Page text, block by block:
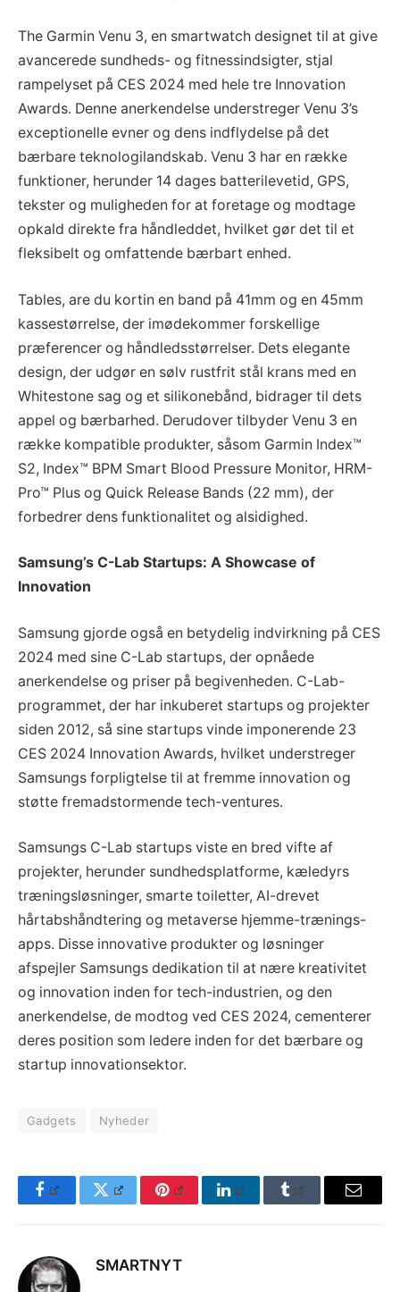
The Garmin Venu 3, en smartwatch designet til at give
avancerede sundheds- og fitnessindsigter, stjal
rampelyset på CES 2024 med hele tre Innovation
Awards. Denne anerkendelse understreger Venu 3’s
exceptionelle evner og dens indflydelse på det
bærbare teknologilandskab. Venu 3 har en række
funktioner, herunder 14 dages batterilevetid, GPS,
tekster og muligheden for at foretage og modtage
opkald direkte fra håndleddet, hvilket gør det til et
fleksibelt og omfattende bærbart enhed.
Tables, are du kortin en band på 41mm og en 45mm
kassestørrelse, der imødekommer forskellige
præferencer og håndledsstørrelser. Dets elegante
design, der udgør en sølv rustfrit stål krans med en
Whitestone sag og et silikonebånd, bidrager til dets
appel og bærbarhed. Derudover tilbyder Venu 3 en
række kompatible produkter, såsom Garmin Index™
S2, Index™ BPM Smart Blood Pressure Monitor, HRM-
Pro™ Plus og Quick Release Bands (22 mm), der
forbedrer dens funktionalitet og alsidighed.
Samsung’s C-Lab Startups: A Showcase of
Innovation
Samsung gjorde også en betydelig indvirkning på CES
2024 med sine C-Lab startups, der opnåede
anerkendelse og priser på begivenheden. C-Lab-
programmet, der har inkuberet startups og projekter
siden 2012, så sine startups vinde imponerende 23
CES 2024 Innovation Awards, hvilket understreger
Samsungs forpligtelse til at fremme innovation og
støtte fremadstormende tech-ventures.
Samsungs C-Lab startups viste en bred vifte af
projekter, herunder sundhedsplatforme, kæledyrs
træningsløsninger, smarte toiletter, AI-drevet
hårtabshåndtering og metaverse hjemme-trænings-
apps. Disse innovative produkter og løsninger
afspejler Samsungs dedikation til at nære kreativitet
og innovation inden for tech-industrien, og den
anerkendelse, de modtog ved CES 2024, cementerer
deres position som ledere inden for det bærbare og
startup innovationsektor.
Gadgets Nyheder
FacebookTwitter Pinterest LinkedInTumblr Email
SMARTNYT